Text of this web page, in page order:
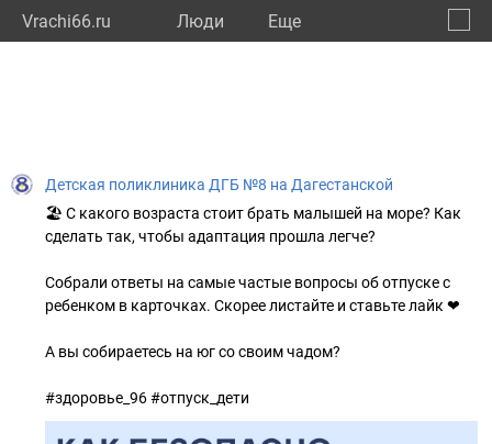
Vrachi66.ru Люди Eще
Детская поликлиника ДГБ №8 на Дагестанской
🏖 С какого возраста стоит брать малышей на море? Как
сделать так, чтобы адаптация прошла легче?
Собрали ответы на самые частые вопросы об отпуске с
ребенком в карточках. Скорее листайте и ставьте лайк ❤
А вы собираетесь на юг со своим чадом?
#здоровье_96 #отпуск_дети